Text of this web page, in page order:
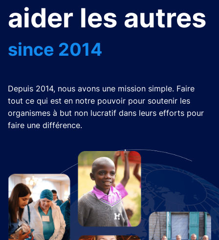
aider les autres
since 2014
Depuis 2014, nous avons une mission simple. Faire
tout ce qui est en notre pouvoir pour soutenir les
organismes à but non lucratif dans leurs efforts pour
faire une différence.